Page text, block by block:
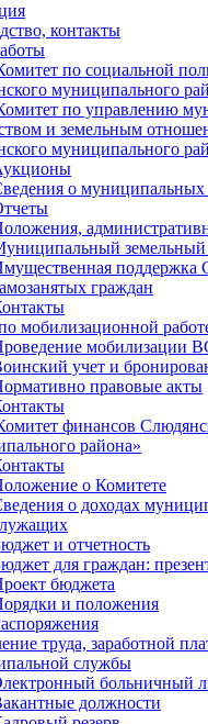
контакты
по социальной
муниципального
по управлению
и земельным
муниципального
о муниципальных
земельный
граждан
мобилизационной
мобилизации
учет и
правовые акты
финансов
района»
о Комитете
о доходах
и отчетность
для граждан:
бюджета
и положения
труда, заработной
службы
больничный
должности